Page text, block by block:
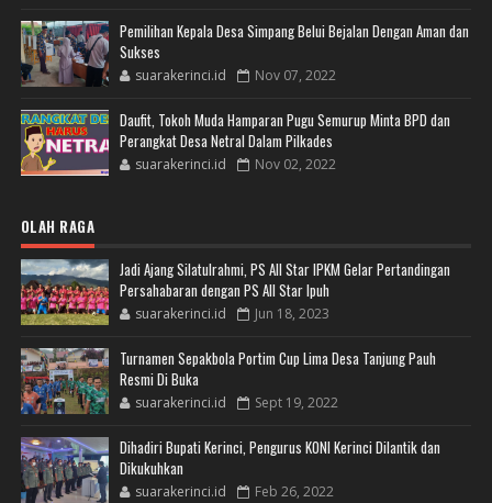
Pemilihan Kepala Desa Simpang Belui Bejalan Dengan Aman dan
Sukses
suarakerinci.id Nov 07, 2022
Daufit, Tokoh Muda Hamparan Pugu Semurup Minta BPD dan
Perangkat Desa Netral Dalam Pilkades
suarakerinci.id Nov 02, 2022
OLAH RAGA
Jadi Ajang Silatulrahmi, PS All Star IPKM Gelar Pertandingan
Persahabaran dengan PS All Star Ipuh
suarakerinci.id Jun 18, 2023
Turnamen Sepakbola Portim Cup Lima Desa Tanjung Pauh
Resmi Di Buka
suarakerinci.id Sept 19, 2022
Dihadiri Bupati Kerinci, Pengurus KONI Kerinci Dilantik dan
Dikukuhkan
suarakerinci.id Feb 26, 2022